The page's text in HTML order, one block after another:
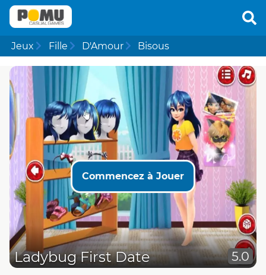
Jeux Fille D'Amour Bisous
Commencez à Jouer
Ladybug First Date 5.0